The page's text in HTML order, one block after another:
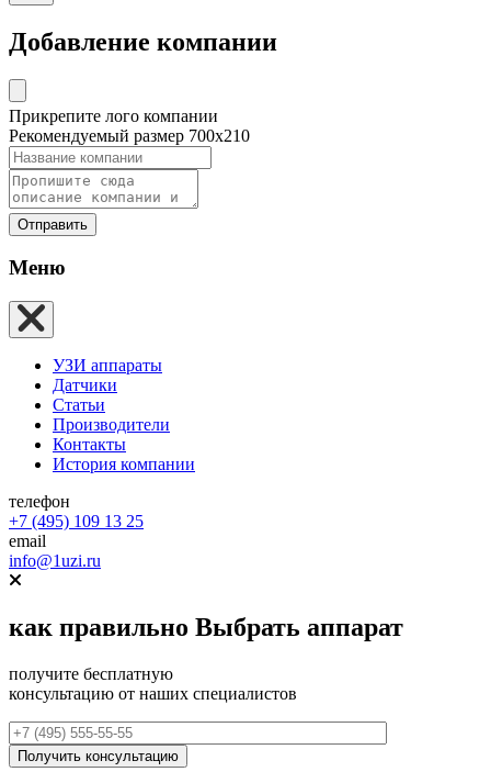
Добавление компании
Прикрепите лого компании
Рекомендуемый размер 700х210
Отправить
Меню
УЗИ аппараты
Датчики
Статьи
Производители
Контакты
История компании
телефон
+7 (495) 109 13 25
email
info@1uzi.ru
как правильно Выбрать аппарат
получите бесплатную
консультацию от наших специалистов